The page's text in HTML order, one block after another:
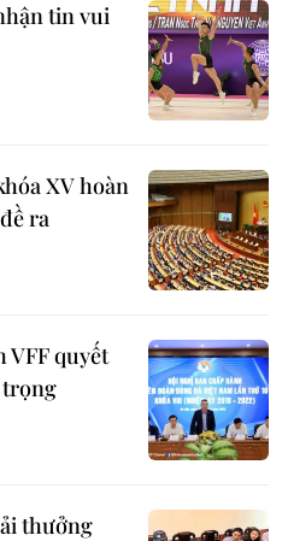
tin vui
XV​ hoàn
ra
VFF quyết
thưởng